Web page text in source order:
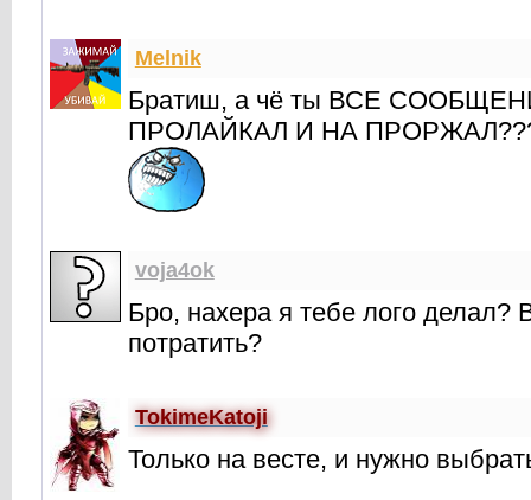
Melnik
Братиш, а чё ты ВСЕ
ПРОЛАЙКАЛ И НА
voja4ok
Бро, нахера я тебе лого делал?
потратить?
TokimeKatoji
Только на весте, и нужно